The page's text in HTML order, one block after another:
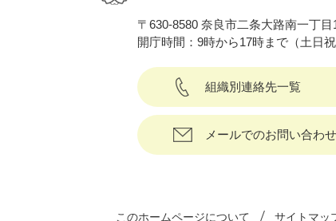
〒630-8580 奈良市二条大路南一丁目
開庁時間：9時から17時まで（土日
組織別連絡先一覧
メールでのお問い合わせ
このホームページについて サイトマッ